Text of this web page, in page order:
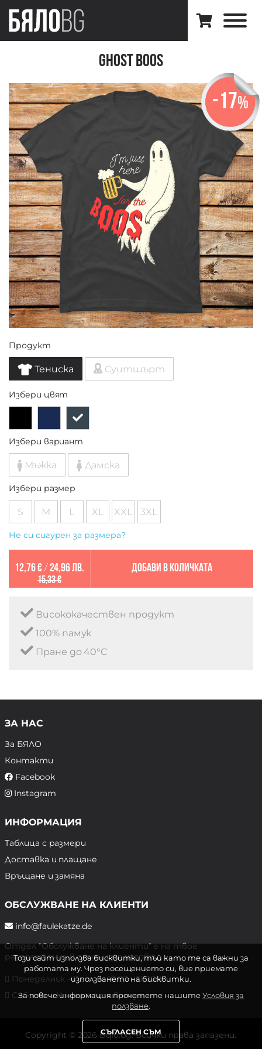
Ghost Boos
-17%
Продукт
Тениска Суитшърт
Избери цвят
Избери вариант
Мъжка Дамска
Избери размер
S M L XL XXL 3XL
Не си сигурен за размера?
12,76 €/ 24,96 лв.
15,33 €
Добави в количката
Висококачествен продукт
100% памук
Пране до 40°C
ЗА НАС
За БЯЛО
Контакти
Facebook
Instagram
ИНФОРМАЦИЯ
Таблица с размери
Доставка и плащане
Връщане и замяна
ОБСЛУЖВАНЕ НА КЛИЕНТИ
info@faulekatze.de
Отдел "Обслужване на клиенти" е на твое
разположение в следните часове:
Понеделник - Петък: 10:00 - 19:00 ч.
Събота и Неделя: почивен ден
Copyright © 2026 Bqlo.bg. Всички права запазени.
Този сайт използва бисквитки, тъй като те са важни за
работата му. Чрез посещението си, вие приемате
използването на бисквитки.
За повече информация прочетете нашитеУсловия за
ползване.
СЪГЛАСЕН СЪМ